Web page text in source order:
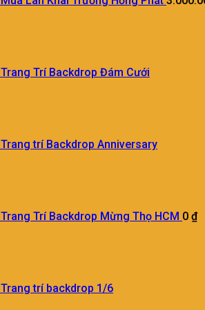
Trang Trí Backdrop Đám Cưới
Trang trí Backdrop Anniversary
Trang Trí Backdrop Mừng Thọ HCM 0 ₫
Trang trí backdrop 1/6